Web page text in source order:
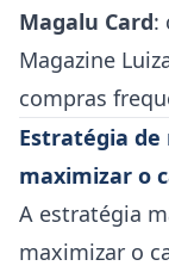
Magalu Card:
Magazine
compras
Estratégia
maximizar o
A estratégia
maximizar o